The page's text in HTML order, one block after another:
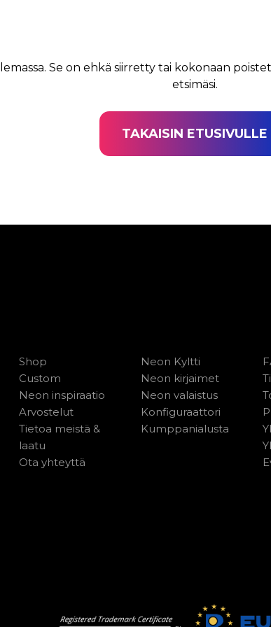
Se on ehkä siirretty tai kokonaan
etsimäsi.
TAKAISIN ETUSIVULLE
Shop
Custom
Neon inspiraatio
Arvostelut
Tietoa meistä &
laatu
Ota yhteyttä
Neon Kyltti
Neon kirjaimet
Neon valaistus
Konfiguraattori
Kumppanialusta